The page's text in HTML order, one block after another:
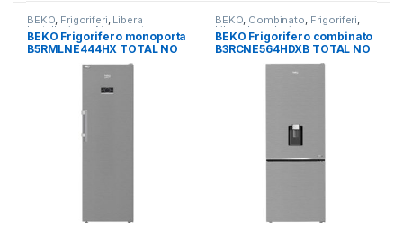
BEKO, Frigoriferi, Libera
Installazione Monoporta
BEKO Frigorifero monoporta
B5RMLNE444HX TOTAL NO
BEKO, Combinato, Frigoriferi,
Libera Installazione
BEKO Frigorifero combinato
B3RCNE564HDXB TOTAL NO